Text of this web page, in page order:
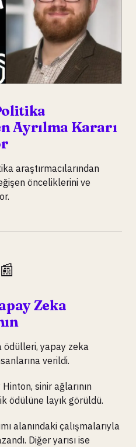
Ayrılma Kararı
araştırmacılarından
önceliklerini ve
Zeka
ödülleri, yapay zeka
verildi.
sinir ağlarının
ödülüne layık görüldü.
alanındaki çalışmalarıyla
Diğer yarısı ise